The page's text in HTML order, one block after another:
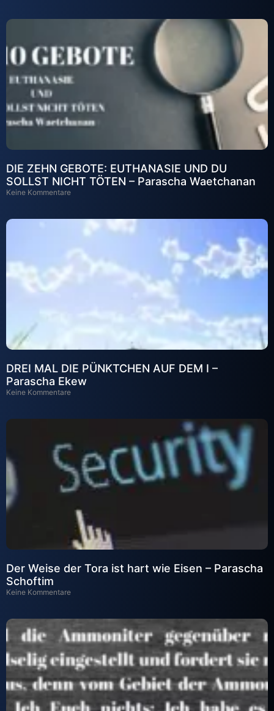
DIE ZEHN GEBOTE: EUTHANASIE UND DU
SOLLST NICHT TÖTEN – Parascha Waetchanan
Keine Kommentare
DREI MAL DIE PÜNKTCHEN AUF DEM I –
Parascha Ekew
Keine Kommentare
Der Weise der Tora ist hart wie Eisen – Parascha
Schoftim
Keine Kommentare